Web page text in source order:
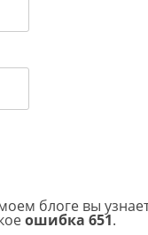
блоге вы
ошибка 651.